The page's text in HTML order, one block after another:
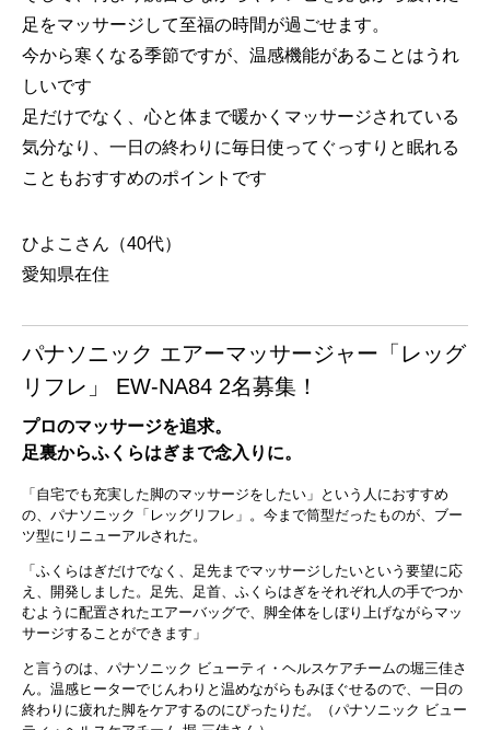
足をマッサージして至福の時間が過ごせます。
今から寒くなる季節ですが、温感機能があることはうれ
しいです
足だけでなく、心と体まで暖かくマッサージされている
気分なり、一日の終わりに毎日使ってぐっすりと眠れる
こともおすすめのポイントです
ひよこさん（40代）
愛知県在住
パナソニック エアーマッサージャー「レッグ
リフレ」 EW-NA84 2名募集！
プロのマッサージを追求。
足裏からふくらはぎまで念入りに。
「自宅でも充実した脚のマッサージをしたい」という人におすすめ
の、パナソニック「レッグリフレ」。今まで筒型だったものが、ブー
ツ型にリニューアルされた。
「ふくらはぎだけでなく、足先までマッサージしたいという要望に応
え、開発しました。足先、足首、ふくらはぎをそれぞれ人の手でつか
むように配置されたエアーバッグで、脚全体をしぼり上げながらマッ
サージすることができます」
と言うのは、パナソニック ビューティ・ヘルスケアチームの堀三佳さ
ん。温感ヒーターでじんわりと温めながらもみほぐせるので、一日の
終わりに疲れた脚をケアするのにぴったりだ。（パナソニック ビュー